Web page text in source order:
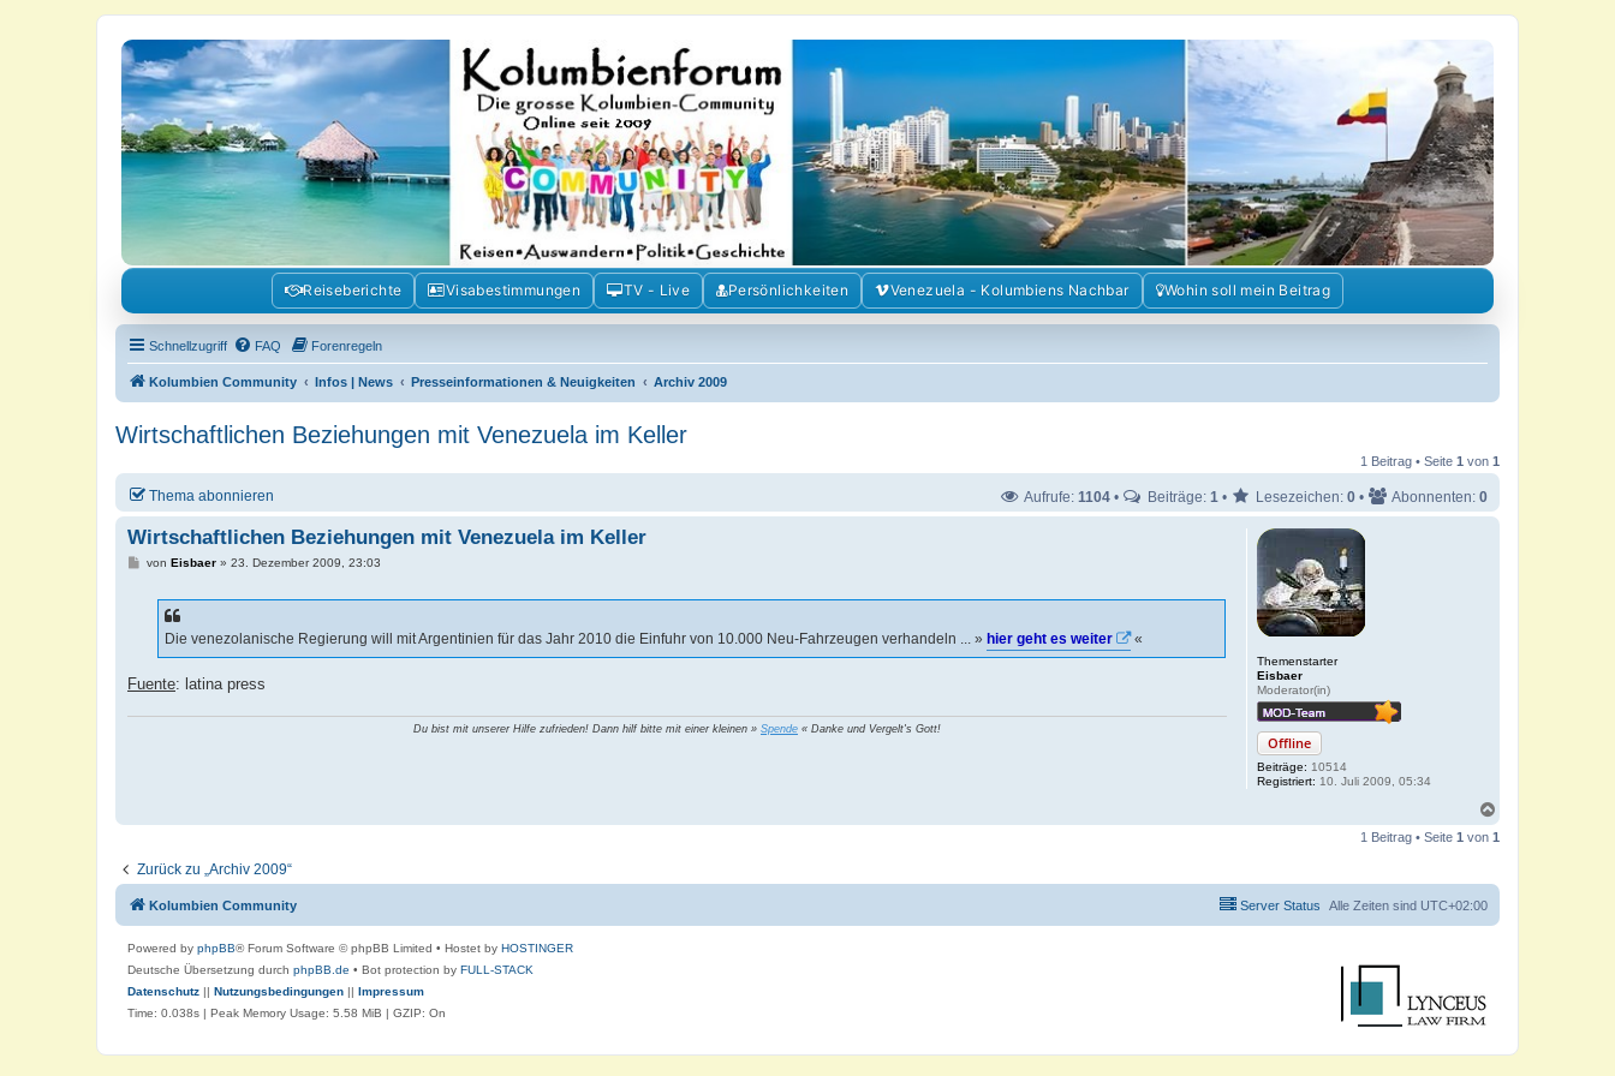
Kolumbienforum - Das grosse Forum der Freunde Kolumbiens
Reisen, Auswandern, Kultur, Politik, Geschichte und Visum in Kolumbien und Venezuela. Austausch, Erfahrungen und Gemeinschaft im Kolumbienforum
Reiseberichte Visabestimmungen TV - Live Persönlichkeiten Venezuela - Kolumbiens Nachbar Wohin soll mein Beitrag
Schnellzugriff FAQ Forenregeln
Kolumbien Community Infos | News Presseinformationen & Neuigkeiten Archiv 2009
Wirtschaftlichen Beziehungen mit Venezuela im Keller
1 Beitrag • Seite 1 von 1
Thema abonnieren Aufrufe: 1104 • Beiträge: 1 • Lesezeichen: 0 • Abonnenten: 0
Themenstarter
Eisbaer
Moderator(in)
Offline
Beiträge: 10514
Registriert: 10. Juli 2009, 05:34
Wirtschaftlichen Beziehungen mit Venezuela im Keller
Bvon Eisbaer» 23. Dezember 2009, 23:03
Die venezolanische Regierung will mit Argentinien für das Jahr 2010 die Einfuhr von 10.000 Neu-Fahrzeugen verhandeln ... » hier geht es weiter «
Fuente: latina press
Du bist mit unserer Hilfe zufrieden! Dann hilf bitte mit einer kleinen » Spende « Danke und Vergelt's Gott!
c
b
n
1 Beitrag • Seite 1 von 1
Zurück zu „Archiv 2009“
Kolumbien Community Alle Zeiten sind UTC+02:00
Server Status
Powered by phpBB® Forum Software © phpBB Limited • Hostet by HOSTINGER
Deutsche Übersetzung durch phpBB.de • Bot protection by FULL-STACK
Datenschutz || Nutzungsbedingungen || Impressum
Time: 0.038s | Peak Memory Usage: 5.58 MiB | GZIP: On